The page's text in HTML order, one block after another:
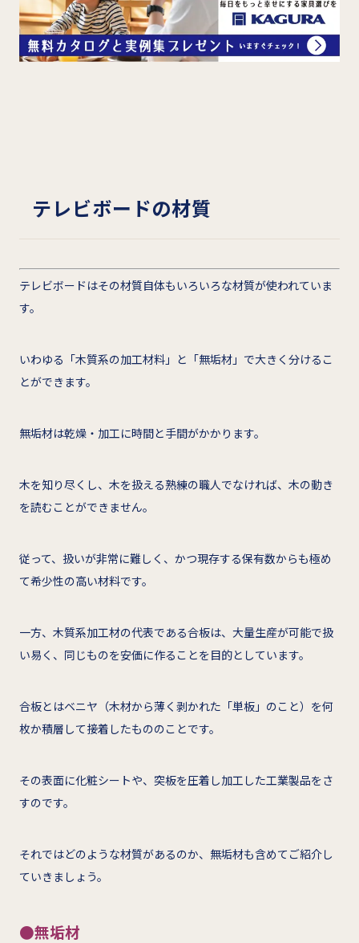
テレビボードの材質
テレビボードはその材質自体もいろいろな材質が使われていま
す。
いわゆる「木質系の加工材料」と「無垢材」で大きく分けるこ
とができます。
無垢材は乾燥・加工に時間と手間がかかります。
木を知り尽くし、木を扱える熟練の職人でなければ、木の動き
を読むことができません。
従って、扱いが非常に難しく、かつ現存する保有数からも極め
て希少性の高い材料です。
一方、木質系加工材の代表である合板は、大量生産が可能で扱
い易く、同じものを安価に作ることを目的としています。
合板とはベニヤ（木材から薄く剥かれた「単板」のこと）を何
枚か積層して接着したもののことです。
その表面に化粧シートや、突板を圧着し加工した工業製品をさ
すのです。
それではどのような材質があるのか、無垢材も含めてご紹介し
ていきましょう。
●無垢材